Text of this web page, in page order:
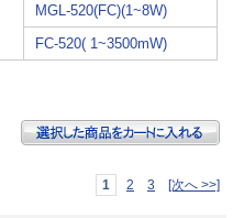
MGL-520(FC)(1~8W)
FC-520( 1~3500mW)
1 2 3 [次へ >>]